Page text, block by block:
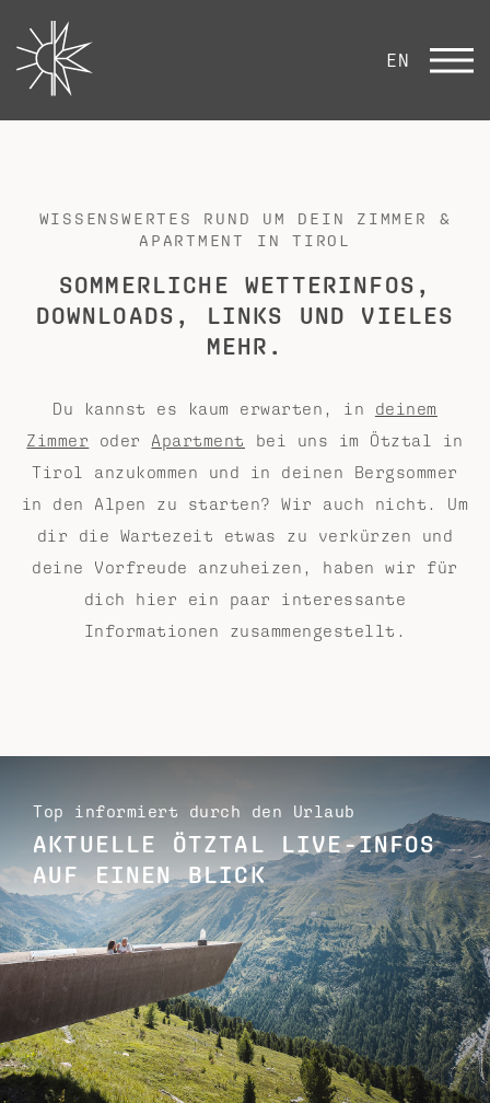
EN
WISSENSWERTES RUND UM DEIN ZIMMER &
APARTMENT IN TIROL
SOMMERLICHE WETTERINFOS,
DOWNLOADS, LINKS UND VIELES
MEHR.
Du kannst es kaum erwarten, in deinem
Zimmer oder Apartment
bei uns im Ötztal in
Tirol anzukommen und in deinen Bergsommer
in den Alpen zu starten? Wir auch nicht. Um
dir die Wartezeit etwas zu verkürzen und
deine Vorfreude anzuheizen, haben wir für
dich hier ein paar interessante
Informationen zusammengestellt.
Top informiert durch den Urlaub
AKTUELLE ÖTZTAL LIVE-INFOS
AUF EINEN BLICK